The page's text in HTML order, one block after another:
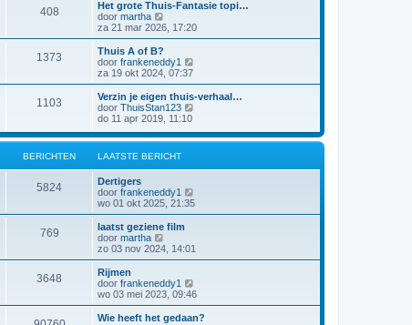
i
h
t
e
e
r
c
h
t
a
t
s
b
e
r
i
c
h
t
i
k
a
t
s
e
b
e
r
i
c
408
Het grote Thuis-Fantasie topi…
door martha
e
k
j
k
l
a
t
s
t
e
b
e
i
c
h
t
za 21 mar 2026, 17:20
1373
Thuis A of B?
door frankeneddy1
k
a
s
b
e
h
za 19 okt 2024, 07:37
1103
Verzin je eigen thuis-verhaal…
door ThuisStan123
i
l
t
s
e
c
h
t
do 11 apr 2019, 11:10
BERICHTEN LAATSTE BERICHT
5824
Dertigers
door frankeneddy1
e
k
t
s
e
wo 01 okt 2025, 21:35
769
laatst geziene film
door martha
e
k
j
k
zo 03 nov 2024, 14:01
3648
Rijmen
door frankeneddy1
e
k
i
wo 03 mei 2023, 09:46
Wie heeft het gedaan?